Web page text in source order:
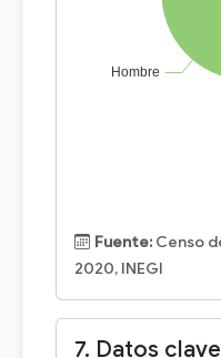
Fuente: Censo
2020, INEGI
7. Datos clave